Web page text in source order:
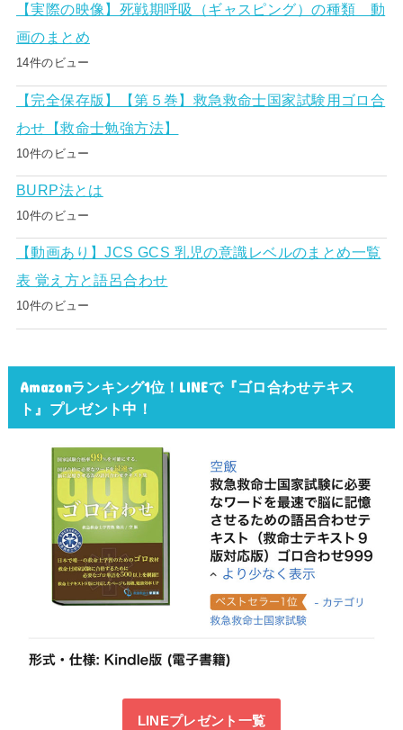
【実際の映像】死戦期呼吸（ギャスピング）の種類 動
画のまとめ
14件のビュー
【完全保存版】【第５巻】救急救命士国家試験用ゴロ合
わせ【救命士勉強方法】
10件のビュー
BURP法とは
10件のビュー
【動画あり】JCS GCS 乳児の意識レベルのまとめ一覧
表 覚え方と語呂合わせ
10件のビュー
Amazonランキング1位！LINEで『ゴロ合わせテキス
ト』プレゼント中！
LINEプレゼント一覧